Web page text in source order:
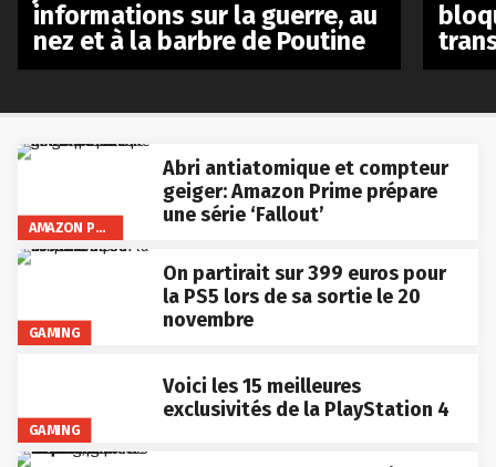
AMAZON PRIME VIDEO
Abri antiatomique et compteur
geiger: Amazon Prime prépare
une série ‘Fallout’
GAMING
On partirait sur 399 euros pour
la PS5 lors de sa sortie le 20
novembre
GAMING
Voici les 15 meilleures
exclusivités de la PlayStation 4
informations sur la guerre, au
nez et à la barbre de Poutine